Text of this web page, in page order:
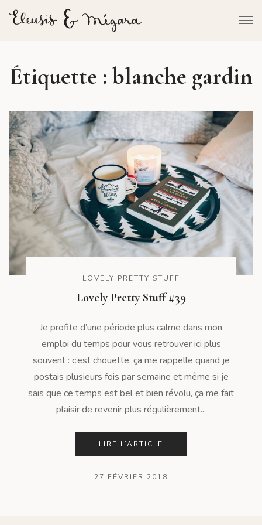
Étiquette : blanche gardin
LOVELY PRETTY STUFF
Lovely Pretty Stuff #39
Je profite d’une période plus calme dans mon
emploi du temps pour vous retrouver ici plus
souvent : c’est chouette, ça me rappelle quand je
postais plusieurs fois par semaine et même si je
sais que ce temps est bel et bien révolu, ça me fait
plaisir de revenir plus régulièrement...
LIRE L’ARTICLE
27 FÉVRIER 2018